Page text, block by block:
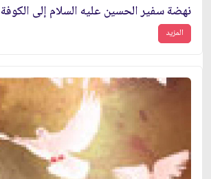
نهضة سفير الحسين عليه السلام إلى الكوفة
المزيد